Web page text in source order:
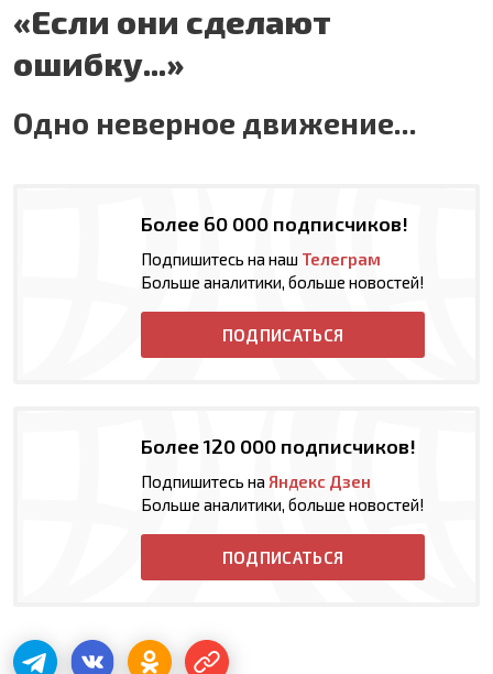
«Если они сделают
ошибку...»
Одно неверное движение...
Более 60 000 подписчиков!
Подпишитесь на наш Телеграм
Больше аналитики, больше новостей!
ПОДПИСАТЬСЯ
Более 120 000 подписчиков!
Подпишитесь на Яндекс Дзен
Больше аналитики, больше новостей!
ПОДПИСАТЬСЯ